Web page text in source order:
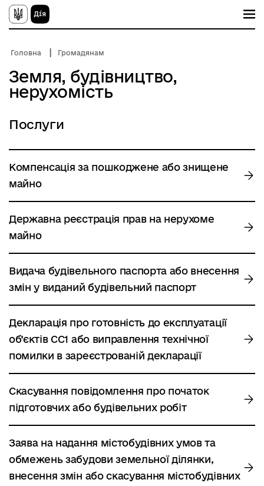
П
е
р
й
и
д
о
о
г
о
в
і
т
Головна Громадянам
Земля, будівництво,
нерухомість
Послуги
Компенсація за пошкоджене або знищене
майно
Державна реєстрація прав на нерухоме
майно
Видача будівельного паспорта або внесення
змін у виданий будівельний паспорт
Декларація про готовність до експлуатації
об’єктів СС1 або виправлення технічної
помилки в зареєстрованій декларації
Скасування повідомлення про початок
підготовчих або будівельних робіт
Заява на надання містобудівних умов та
обмежень забудови земельної ділянки,
внесення змін або скасування містобудівних